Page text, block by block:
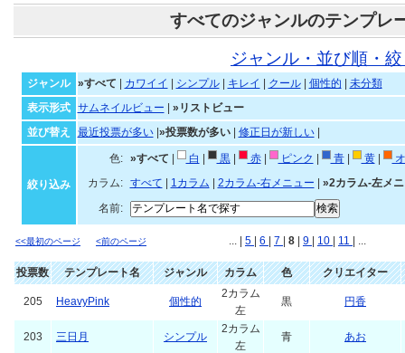
すべてのジャンルのテンプレ
ジャンル・並び順・
ジャンル »すべて カワイイ シンプル| キレイ クール| 個性的
未分類
表示形式
サムネイルビュー
»リストビュー
並び替え
最近投票が多い| »投票数が多い| 修正日が新しい|
絞り込み
色: »すべて 白 黒| 赤| ピンク 青| 黄|
カラム:
すべて 1カラム 2カラム-右メニュー
»2カラム-左メ
名前:
<<最初のページ <前のページ ... | 5 6 7 8 9 10 11 | ...
投票数 テンプレート名 ジャンル カラム 色 クリエイター
205 HeavyPink 個性的
2カラム
左
黒 円香
203 三日月 シンプル
2カラム
左
青 あお